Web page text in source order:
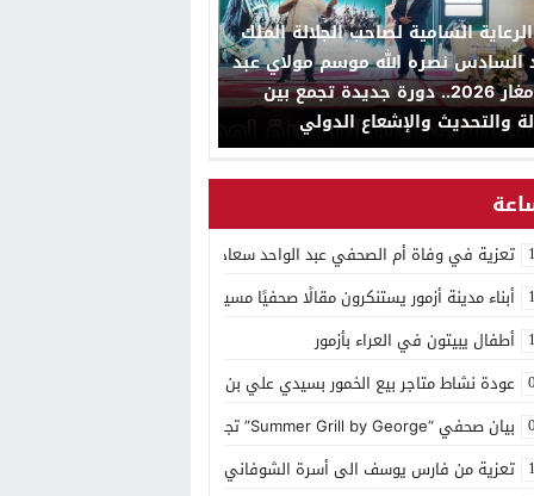
السامية لصاحب الجلالة الملك
السادس نصره الله موسم مولاي عبد
الله أمغار 2026.. دورة جديدة تجمع بين
والتحديث والإشعاع الدولي
تعزية في وفاة أم الصحفي عبد الواحد سعادي
أبناء مدينة أزمور يستنكرون مقالًا صحفيًا مسيئًا إلى مدينتهم
أطفال يبيتون في العراء بأزمور
عودة نشاط متاجر بيع الخمور بسيدي علي بن حمدوش يخلف استياء كبير
بيان صحفي “Summer Grill by George” تجربة ذوقية موسمية جديدة بمنتجع مازغان
تعزية من فارس يوسف الى أسرة الشوفاني بأزمور